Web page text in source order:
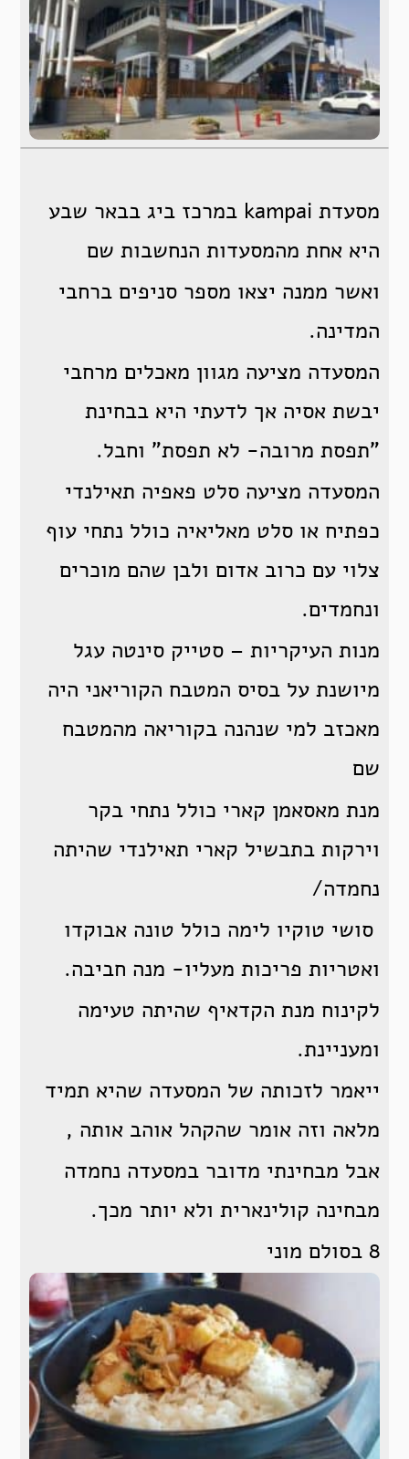
מסעדת kampai במרכז ביג בבאר שבע
היא אחת מהמסעדות הנחשבות שם
ואשר ממנה יצאו מספר סניפים ברחבי
המדינה.
המסעדה מציעה מגוון מאכלים מרחבי
יבשת אסיה אך לדעתי היא בבחינת
"תפסת מרובה- לא תפסת" וחבל.
המסעדה מציעה סלט פאפיה תאילנדי
כפתיח או סלט מאליאיה כולל נתחי עוף
צלוי עם כרוב אדום ולבן שהם מוכרים
ונחמדים.
מנות העיקריות – סטייק סינטה עגל
מיושנת על בסיס המטבח הקוריאני היה
מאכזב למי שנהנה בקוריאה מהמטבח
שם
מנת מאסאמן קארי כולל נתחי בקר
וירקות בתבשיל קארי תאילנדי שהיתה
נחמדה/
סושי טוקיו לימה כולל טונה אבוקדו
ואטריות פריכות מעליו- מנה חביבה.
לקינוח מנת הקדאיף שהיתה טעימה
ומעניינת.
ייאמר לזכותה של המסעדה שהיא תמיד
מלאה וזה אומר שהקהל אוהב אותה ,
אבל מבחינתי מדובר במסעדה נחמדה
מבחינה קולינארית ולא יותר מכך.
8 בסולם מוני